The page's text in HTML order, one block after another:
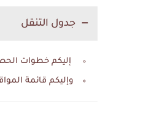
جدول التنقل
إليكم خطوات الحصول على نتيجة
وإليكم قائمة